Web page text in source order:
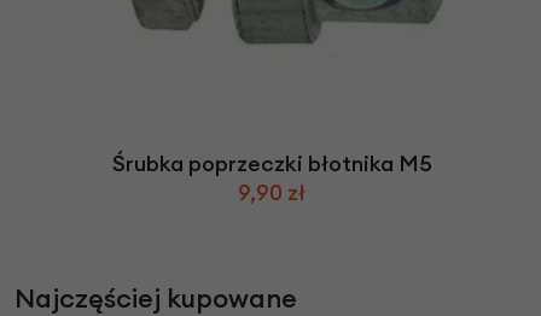
Śrubka poprzeczki błotnika M5
9,90 zł
Najczęściej kupowane